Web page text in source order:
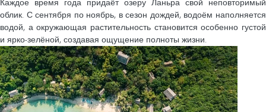
Каждое время года придаёт озеру Ланьра свой неповторимый
облик. С сентября по ноябрь, в сезон дождей, водоём наполняется
водой, а окружающая растительность становится особенно густой
и ярко-зелёной, создавая ощущение полноты жизни.